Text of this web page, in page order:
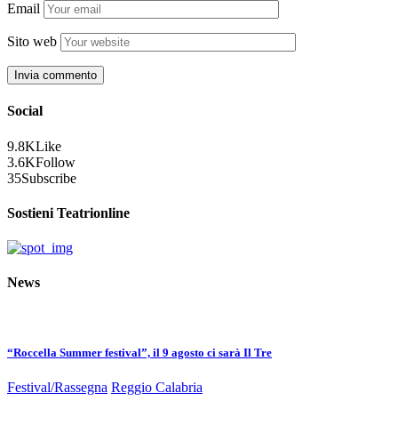
Email
Sito web
Social
9.8KLike
3.6KFollow
35Subscribe
Sostieni Teatrionline
News
“Roccella Summer festival”, il 9 agosto ci sarà Il Tre
Festival/Rassegna Reggio Calabria